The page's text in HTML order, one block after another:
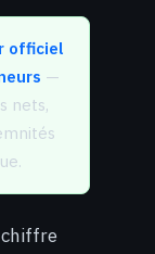
officiel
—
nets,
chiffre